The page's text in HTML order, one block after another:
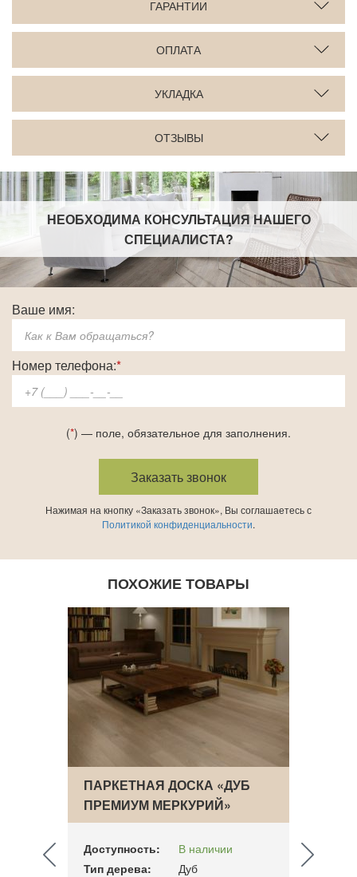
ГАРАНТИИ
ОПЛАТА
УКЛАДКА
ОТЗЫВЫ
НЕОБХОДИМА КОНСУЛЬТАЦИЯ НАШЕГО
СПЕЦИАЛИСТА?
Ваше имя:
Номер телефона:*
(*) — поле, обязательное для заполнения.
Нажимая на кнопку «Заказать звонок», Вы соглашаетесь с
Политикой конфиденциальности.
ПОХОЖИЕ ТОВАРЫ
ПАРКЕТНАЯ ДОСКА «ДУБ
ПРЕМИУМ МЕРКУРИЙ»
Доступность:
В наличии
Тип дерева:
Дуб